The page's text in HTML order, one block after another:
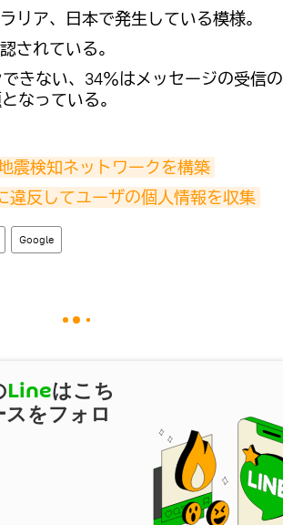
リア、日本で発生している模様。
されている。
きない、34％はメッセージの受信の
なっている。
震検知ネットワークを構築
違反してユーザの個人情報を収集
Google
Lineはこち
をフォロ